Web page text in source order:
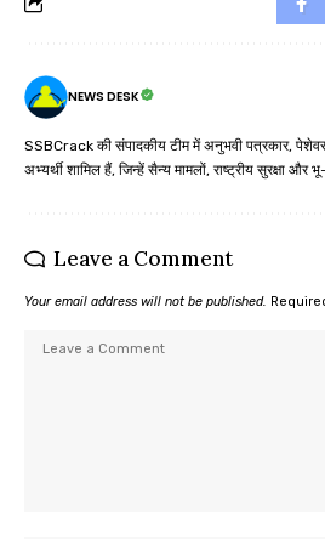
NEWS DESK
SSBCrack की संपादकीय टीम में अनुभवी पत्रकार,
अभ्यर्थी शामिल हैं, जिन्हें सैन्य मामलों, राष्ट्रीय सुरक्षा और
Leave a Comment
Your email address will not be published.